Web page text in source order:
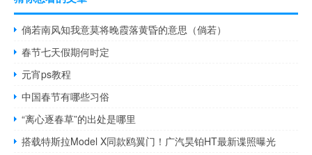
倘若南风知我意莫将晚霞落黄昏的意思（倘若）
春节七天假期何时定
元宵ps教程
中国春节有哪些习俗
“离心逐春草”的出处是哪里
搭载特斯拉Model X同款鸥翼门！广汽昊铂HT最新谍照曝光